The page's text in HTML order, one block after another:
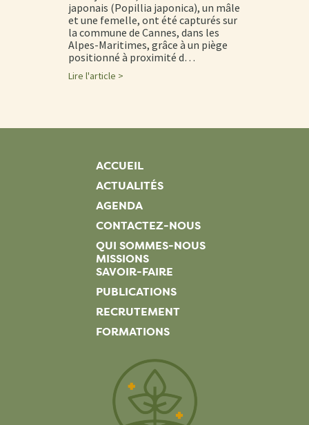
japonais (Popillia japonica), un mâle
et une femelle, ont été capturés sur
la commune de Cannes, dans les
Alpes-Maritimes, grâce à un piège
positionné à proximité d…
Lire l'article >
ACCUEIL
ACTUALITÉS
AGENDA
CONTACTEZ-NOUS
QUI SOMMES-NOUS
MISSIONS
SAVOIR-FAIRE
PUBLICATIONS
RECRUTEMENT
FORMATIONS